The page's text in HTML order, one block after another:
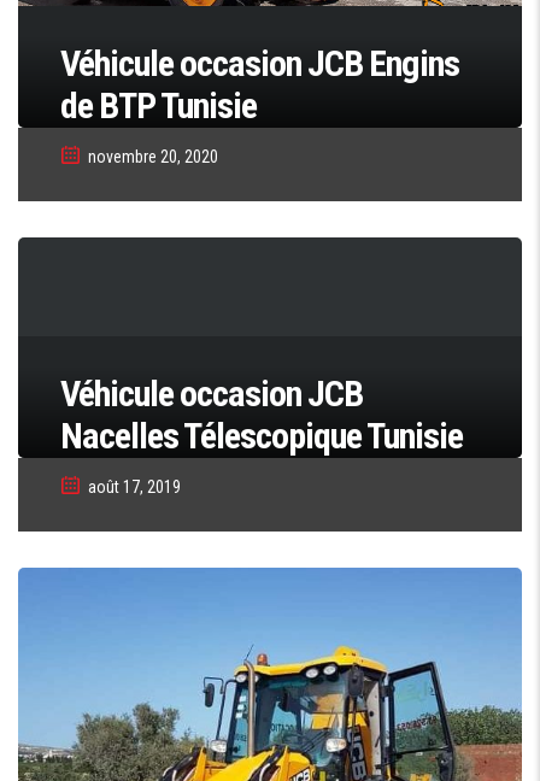
Véhicule occasion JCB Engins
de BTP Tunisie
novembre 20, 2020
Véhicule occasion JCB
Nacelles Télescopique Tunisie
août 17, 2019